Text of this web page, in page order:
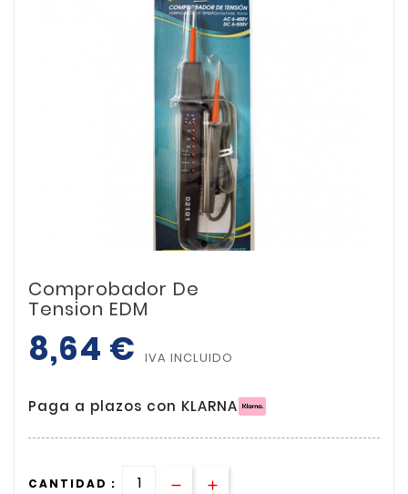
Comprobador De
Tension EDM
8,64 € IVA INCLUIDO
Paga a plazos con KLARNA
CANTIDAD :